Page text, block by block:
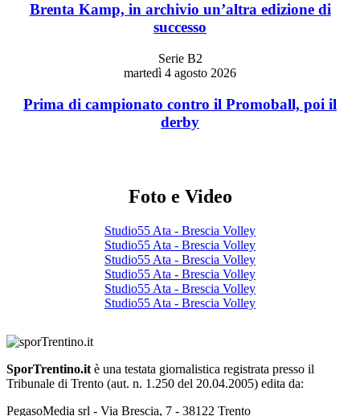
Brenta Kamp, in archivio un’altra edizione di
successo
Serie B2
martedì 4 agosto 2026
Prima di campionato contro il Promoball, poi il
derby
Foto e Video
Studio55 Ata - Brescia Volley
Studio55 Ata - Brescia Volley
Studio55 Ata - Brescia Volley
Studio55 Ata - Brescia Volley
Studio55 Ata - Brescia Volley
Studio55 Ata - Brescia Volley
SporTrentino.it è una testata giornalistica registrata presso il
Tribunale di Trento (aut. n. 1.250 del 20.04.2005) edita da:
PegasoMedia srl - Via Brescia, 7 - 38122 Trento